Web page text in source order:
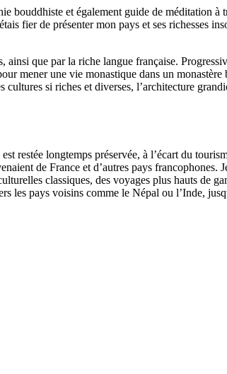
bouddhiste et également guide de méditation à
fier de présenter mon pays et ses richesses
ainsi que par la riche langue française.
mener une vie monastique dans un
cultures si riches et diverses, l’architecture
restée longtemps préservée, à l’écart du
de France et d’autres pays francophones.
classiques, des voyages plus hauts de
les pays voisins comme le Népal ou l’Inde,